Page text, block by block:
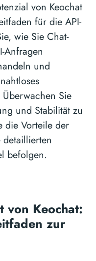
von Keochat
für die API-
wie Sie Chat-
Anfragen
und
Sie
und Stabilität zu
die Vorteile der
detaillierten
befolgen.
von Keochat:
zur